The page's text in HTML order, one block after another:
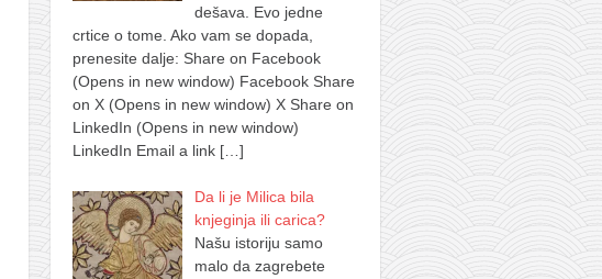
dešava. Evo jedne
crtice o tome. Ako vam se dopada,
prenesite dalje: Share on Facebook
(Opens in new window) Facebook Share
on X (Opens in new window) X Share on
LinkedIn (Opens in new window)
LinkedIn Email a link […]
Da li je Milica bila
knjeginja ili carica?
Našu istoriju samo
malo da zagrebete